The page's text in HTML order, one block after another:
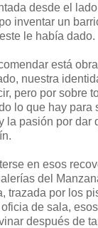
desde el
inventar un
le había dado.
está
nuestra
pero por sobre
lo que hay para
la pasión por dar
en esos
del
trazada por los
de sala,
después de